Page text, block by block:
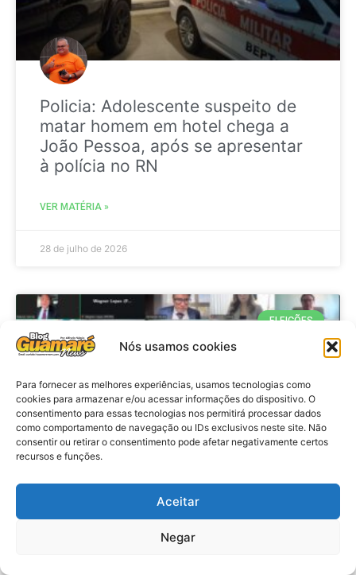
Nós usamos cookies
Para fornecer as melhores experiências, usamos tecnologias como
cookies para armazenar e/ou acessar informações do dispositivo. O
consentimento para essas tecnologias nos permitirá processar dados
como comportamento de navegação ou IDs exclusivos neste site. Não
consentir ou retirar o consentimento pode afetar negativamente certos
recursos e funções.
Aceitar
Negar
Policia: Adolescente suspeito de
matar homem em hotel chega a
João Pessoa, após se apresentar
à polícia no RN
VER MATÉRIA »
28 de julho de 2026
ELEIÇÕES
Eleições 2026: procuradores e
promotores eleitorais realizam
reunião de alinhamento no RN